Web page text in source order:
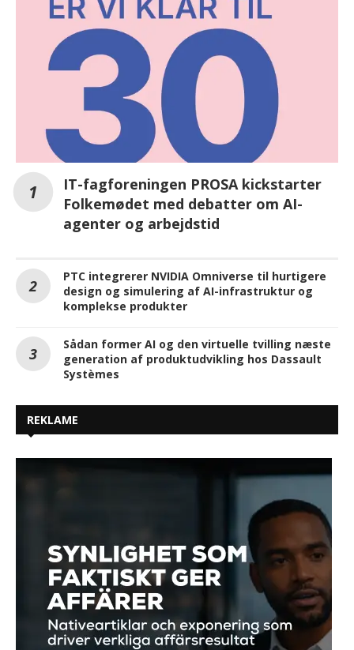
IT-fagforeningen PROSA kickstarter
Folkemødet med debatter om AI-
agenter og arbejdstid
PTC integrerer NVIDIA Omniverse til hurtigere
design og simulering af AI-infrastruktur og
komplekse produkter
Sådan former AI og den virtuelle tvilling næste
generation af produktudvikling hos Dassault
Systèmes
REKLAME